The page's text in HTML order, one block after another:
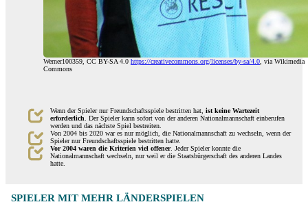
Werner100359, CC BY-SA 4.0 https://creativecommons.org/licenses/by-sa/4.0 , via Wikimedia
Commons
Wenn der Spieler nur Freundschaftsspiele bestritten hat, ist keine Wartezeit
erforderlich . Der Spieler kann sofort von der anderen Nationalmannschaft einberufen
werden und das nächste Spiel bestreiten.
Von 2004 bis 2020 war es nur möglich, die Nationalmannschaft zu wechseln, wenn der
Spieler nur Freundschaftsspiele bestritten hatte.
Vor 2004 waren die Kriterien viel offener. Jeder Spieler konnte die
Nationalmannschaft wechseln, nur weil er die Staatsbürgerschaft des anderen Landes
hatte.
SPIELER MIT MEHR LÄNDERSPIELEN